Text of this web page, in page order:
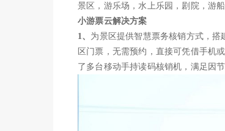
景区，游乐场，水上乐园，剧院，游
小游票云解决方案
1、 为景区提供智慧票务核销方式，
区门票，无需预约，直接可凭借手机
了多台移动手持读码核销机，满足因